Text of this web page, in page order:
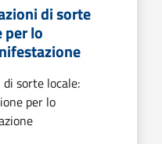
di sorte
per lo
sorte locale:
per lo